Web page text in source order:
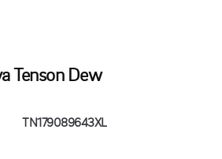
Tenson Dew
TN179089643XL